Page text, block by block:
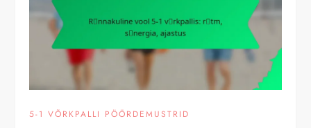
5-1 VÕRKPALLI PÖÖRDEMUSTRID